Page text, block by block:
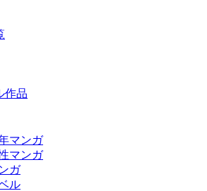
作品
マンガ
マンガ
ガ
ル